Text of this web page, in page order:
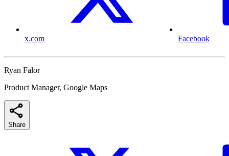
x.com Facebook
Ryan Falor
Product Manager, Google Maps
Share